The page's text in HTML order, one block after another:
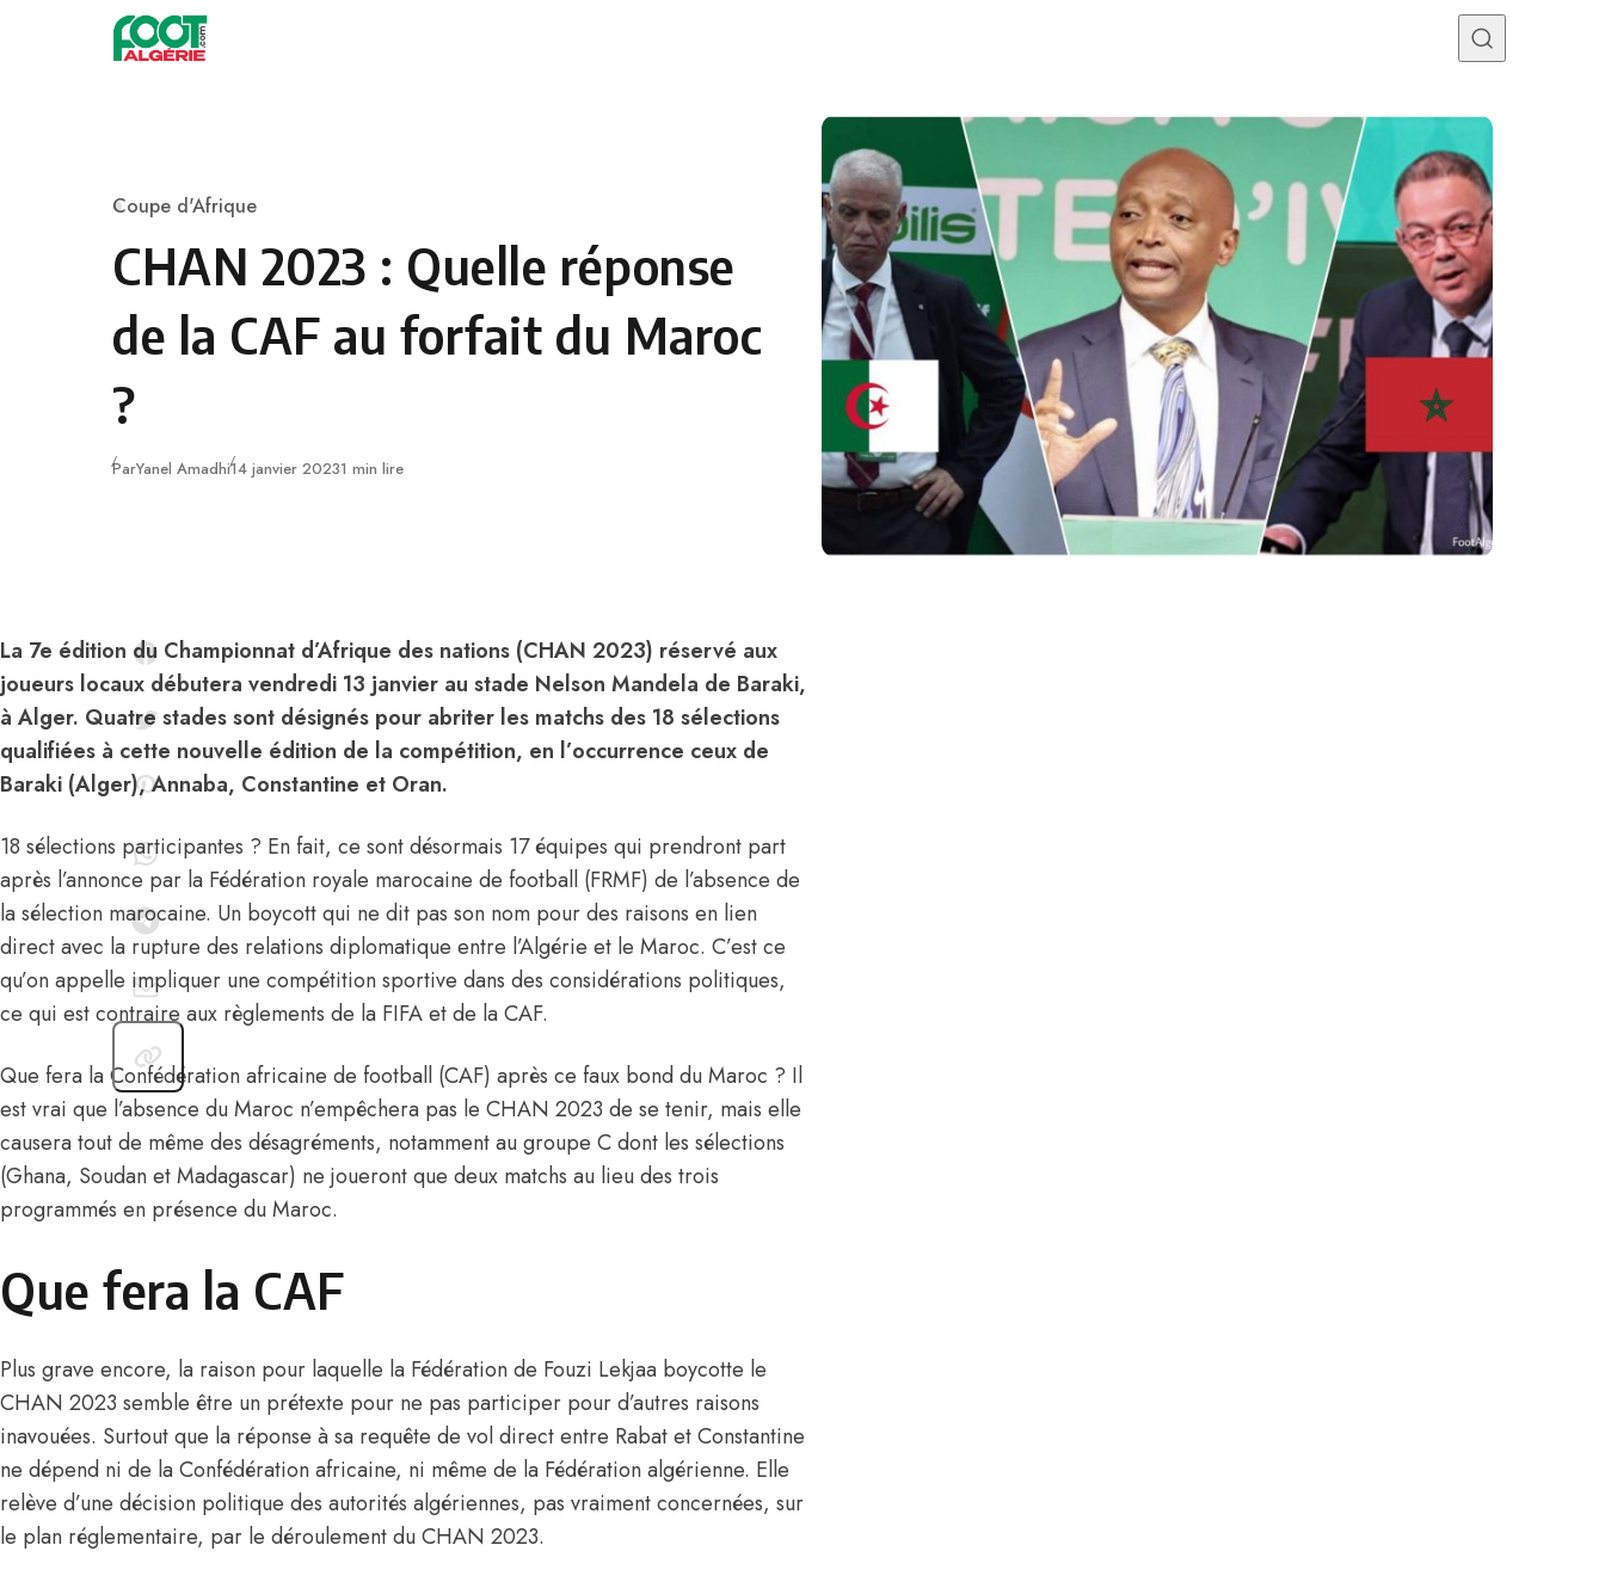
Skip to content
Category
Coupe d'Afrique
CHAN 2023 : Quelle réponse
de la CAF au forfait du Maroc
?
ParYanel AmadhiPublié
14 janvier 20231 min lire
La 7e édition du Championnat d’Afrique des nations (CHAN 2023) réservé aux
joueurs locaux débutera vendredi 13 janvier au stade Nelson Mandela de Baraki,
à Alger. Quatre stades sont désignés pour abriter les matchs des 18 sélections
qualifiées à cette nouvelle édition de la compétition, en l’occurrence ceux de
Baraki (Alger), Annaba, Constantine et Oran.
18 sélections participantes ? En fait, ce sont désormais 17 équipes qui prendront part
après l’annonce par la Fédération royale marocaine de football (FRMF) de l’absence de
la sélection marocaine. Un boycott qui ne dit pas son nom pour des raisons en lien
direct avec la rupture des relations diplomatique entre l’Algérie et le Maroc. C’est ce
qu’on appelle impliquer une compétition sportive dans des considérations politiques,
ce qui est contraire aux règlements de la FIFA et de la CAF.
Que fera la Confédération africaine de football (CAF) après ce faux bond du Maroc ? Il
est vrai que l’absence du Maroc n’empêchera pas le CHAN 2023 de se tenir, mais elle
causera tout de même des désagréments, notamment au groupe C dont les sélections
(Ghana, Soudan et Madagascar) ne joueront que deux matchs au lieu des trois
programmés en présence du Maroc.
Que fera la CAF
Plus grave encore, la raison pour laquelle la Fédération de Fouzi Lekjaa boycotte le
CHAN 2023 semble être un prétexte pour ne pas participer pour d’autres raisons
inavouées. Surtout que la réponse à sa requête de vol direct entre Rabat et Constantine
ne dépend ni de la Confédération africaine, ni même de la Fédération algérienne. Elle
relève d’une décision politique des autorités algériennes, pas vraiment concernées, sur
le plan réglementaire, par le déroulement du CHAN 2023.